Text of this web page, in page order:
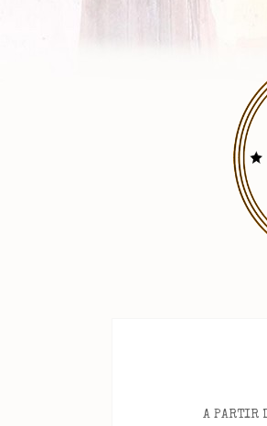
A PARTIR